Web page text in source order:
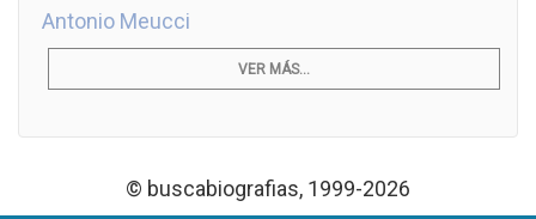
Antonio Meucci
VER MÁS...
© buscabiografias, 1999-2026